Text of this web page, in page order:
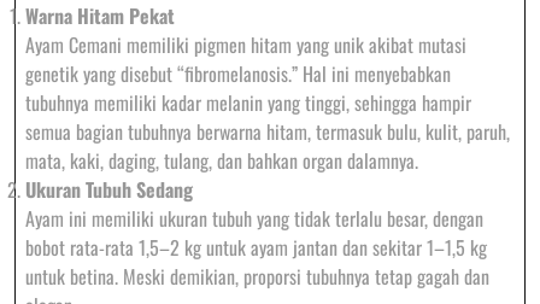
Warna Hitam Pekat
Ayam Cemani memiliki pigmen hitam yang unik akibat mutasi
genetik yang disebut “fibromelanosis.” Hal ini menyebabkan
tubuhnya memiliki kadar melanin yang tinggi, sehingga hampir
semua bagian tubuhnya berwarna hitam, termasuk bulu, kulit, paruh,
mata, kaki, daging, tulang, dan bahkan organ dalamnya.
Ukuran Tubuh Sedang
Ayam ini memiliki ukuran tubuh yang tidak terlalu besar, dengan
bobot rata-rata 1,5–2 kg untuk ayam jantan dan sekitar 1–1,5 kg
untuk betina. Meski demikian, proporsi tubuhnya tetap gagah dan